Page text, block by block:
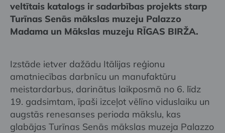
veltītais katalogs ir sadarbības projekts starp
Turīnas Senās mākslas muzeju Palazzo
Madama un Mākslas muzeju RĪGAS BIRŽA.
Izstāde ietver dažādu Itālijas reģionu
amatniecības darbnīcu un manufaktūru
meistardarbus, darinātus laikposmā no 6. līdz
19. gadsimtam, īpaši izceļot vēlīno viduslaiku un
augstās renesanses perioda mākslu, kas
glabājas Turīnas Senās mākslas muzeja Palazzo